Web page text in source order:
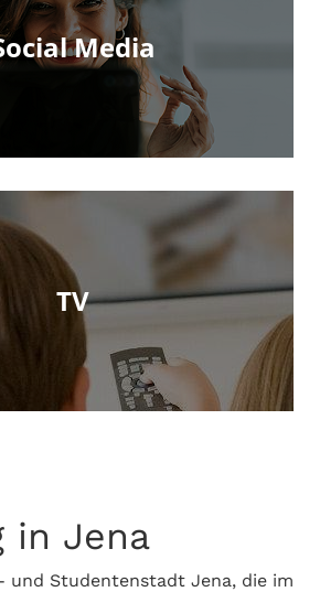
Media
TV
in Jena
und Studentenstadt Jena, die im